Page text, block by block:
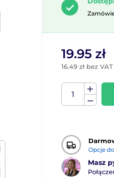
19.95 zł
16.49 zł bez VAT
Opcje
Masz